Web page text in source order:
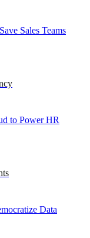
Sales Teams
to Power HR
Data